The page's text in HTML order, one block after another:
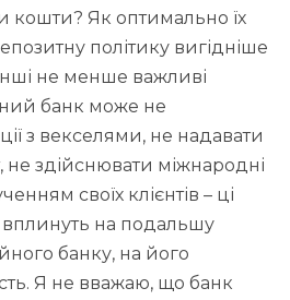
кошти? Як оптимально їх
політику вигідніше
не менше важливі
банк може не
з векселями, не надавати
не здійснювати міжнародні
своїх клієнтів – ці
вплинуть на подальшу
банку, на його
Я не вважаю, що банк